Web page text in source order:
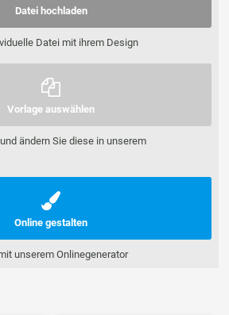
Datei hochladen
Datei mit ihrem Design
Vorlage auswählen
ändern Sie diese in unserem
Online gestalten
unserem Onlinegenerator